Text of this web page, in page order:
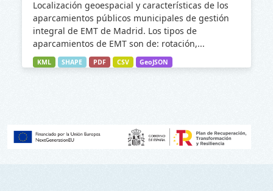
Localización geoespacial y características de los
aparcamientos públicos municipales de gestión
integral de EMT de Madrid. Los tipos de
aparcamientos de EMT son de: rotación,...
KML SHAPE PDF CSV GeoJSON